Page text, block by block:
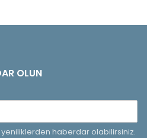
OLUN
haberdar olabilirsiniz.